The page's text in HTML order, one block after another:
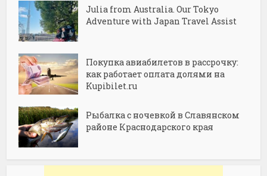
Julia from Australia. Our Tokyo
Adventure with Japan Travel Assist
Покупка авиабилетов в рассрочку:
как работает оплата долями на
Kupibilet.ru
Рыбалка с ночевкой в Славянском
районе Краснодарского края